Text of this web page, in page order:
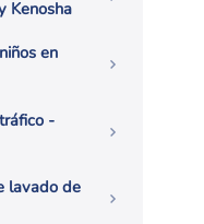
Kenosha
en
-
lavado de